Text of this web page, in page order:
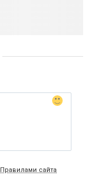
Правилами сайта